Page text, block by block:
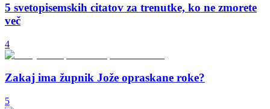
5 svetopisemskih citatov za trenutke, ko ne zmorete
več
4
Zakaj ima župnik Jože opraskane roke?
5